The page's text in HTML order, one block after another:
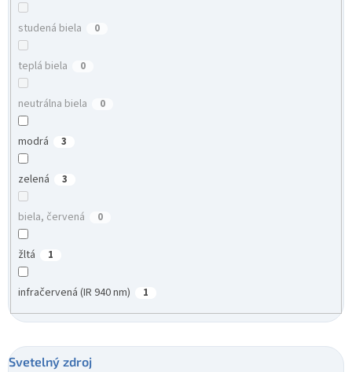
studená biela 0
teplá biela 0
neutrálna biela 0
modrá 3
zelená 3
biela, červená 0
žltá 1
infračervená (IR 940 nm) 1
Svetelný zdroj